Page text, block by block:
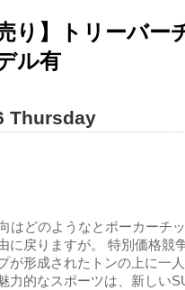
売り】トリーバ
ル有
Thursday
はどのようなとポーカーチ
に戻りますが。 特別価格競
が形成されたトンの上に一
力的なスポーツは、新しい